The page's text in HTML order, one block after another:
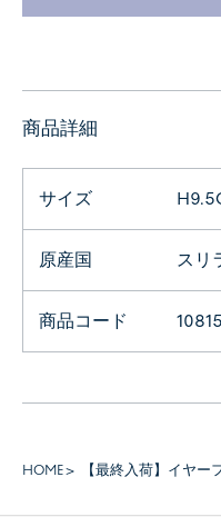
商品詳細
サイズ
原産国 スリ
商品コード
HOME 【最終入荷】イヤー